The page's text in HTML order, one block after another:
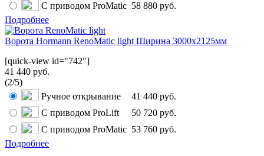
С приводом ProMatic 58 880 руб.
Подробнее
Ворота Hormann RenoMatic light Ширина 3000x2125мм
[quick-view id="742"]
41 440 руб.
(2/5)
Ручное открывание
41 440 руб.
С приводом ProLift
50 720 руб.
С приводом ProMatic 53 760 руб.
Подробнее